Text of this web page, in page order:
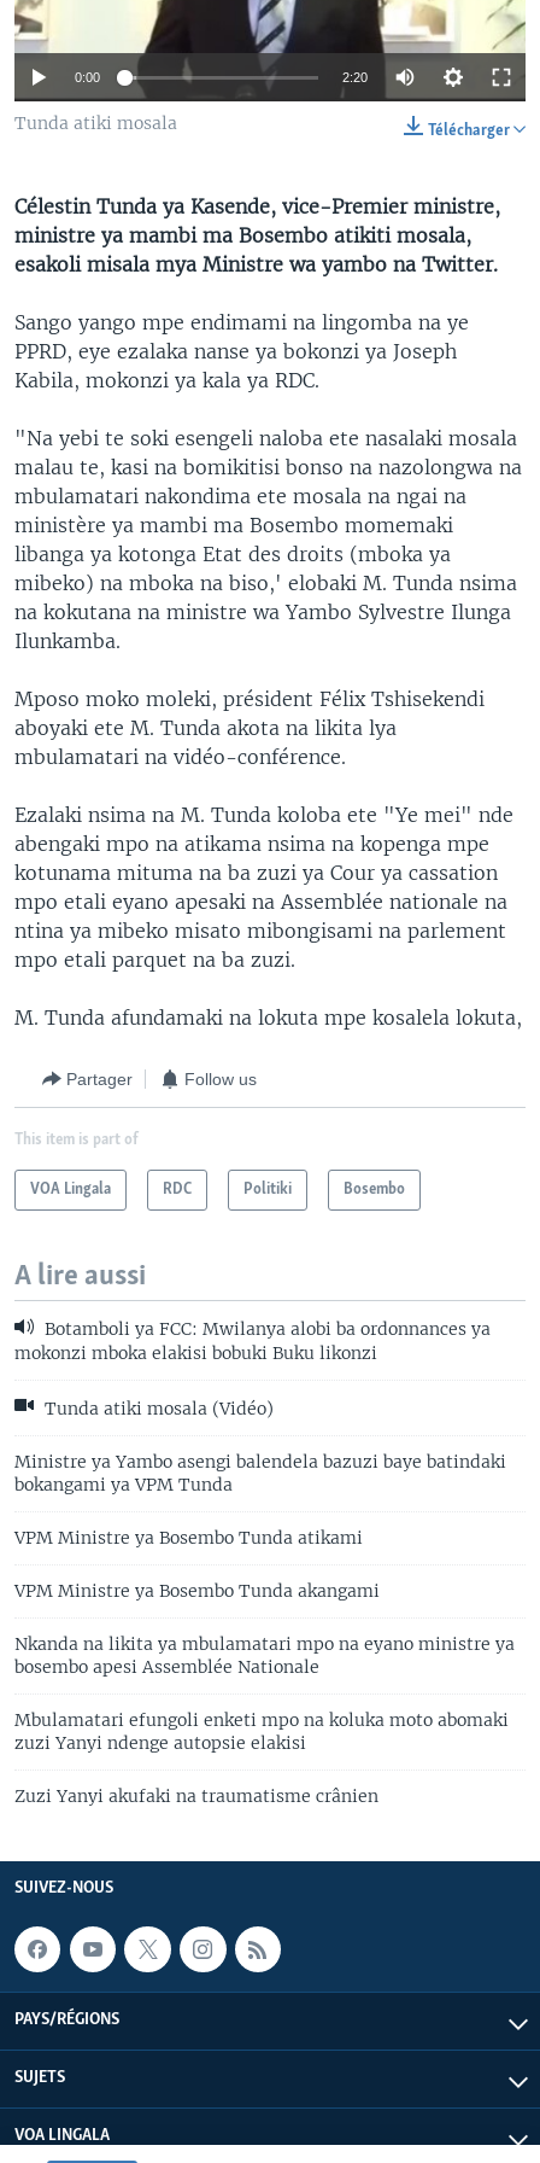
SÉCURITÉ
SCIENCE/TECHNOLOGIE
SPORTS
0:00 2:20
Télécharger
Tunda atiki mosala
Célestin Tunda ya Kasende, vice-Premier ministre,
ministre ya mambi ma Bosembo atikiti mosala,
esakoli misala mya Ministre wa yambo na Twitter.
Sango yango mpe endimami na lingomba na ye
PPRD, eye ezalaka nanse ya bokonzi ya Joseph
Kabila, mokonzi ya kala ya RDC.
"Na yebi te soki esengeli naloba ete nasalaki mosala
malau te, kasi na bomikitisi bonso na nazolongwa na
mbulamatari nakondima ete mosala na ngai na
ministère ya mambi ma Bosembo momemaki
libanga ya kotonga Etat des droits (mboka ya
mibeko) na mboka na biso,' elobaki M. Tunda nsima
na kokutana na ministre wa Yambo Sylvestre Ilunga
Ilunkamba.
Mposo moko moleki, président Félix Tshisekendi
aboyaki ete M. Tunda akota na likita lya
mbulamatari na vidéo-conférence.
Ezalaki nsima na M. Tunda koloba ete "Ye mei" nde
abengaki mpo na atikama nsima na kopenga mpe
kotunama mituma na ba zuzi ya Cour ya cassation
mpo etali eyano apesaki na Assemblée nationale na
ntina ya mibeko misato mibongisami na parlement
mpo etali parquet na ba zuzi.
M. Tunda afundamaki na lokuta mpe kosalela lokuta,
Partager Follow us
This item is part of
VOA Lingala RDC Politiki Bosembo
A lire aussi
Botamboli ya FCC: Mwilanya alobi ba ordonnances ya
mokonzi mboka elakisi bobuki Buku likonzi
Tunda atiki mosala (Vidéo)
Ministre ya Yambo asengi balendela bazuzi baye batindaki
bokangami ya VPM Tunda
VPM Ministre ya Bosembo Tunda atikami
VPM Ministre ya Bosembo Tunda akangami
Nkanda na likita ya mbulamatari mpo na eyano ministre ya
bosembo apesi Assemblée Nationale
Mbulamatari efungoli enketi mpo na koluka moto abomaki
zuzi Yanyi ndenge autopsie elakisi
Zuzi Yanyi akufaki na traumatisme crânien
SUIVEZ-NOUS
PAYS/RÉGIONS
SUJETS
VOA LINGALA